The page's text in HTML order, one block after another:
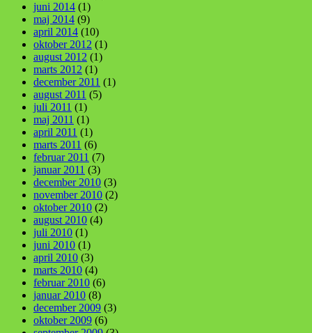
juni 2014 (1)
maj 2014 (9)
april 2014 (10)
oktober 2012 (1)
august 2012 (1)
marts 2012 (1)
december 2011 (1)
august 2011 (5)
juli 2011 (1)
maj 2011 (1)
april 2011 (1)
marts 2011 (6)
februar 2011 (7)
januar 2011 (3)
december 2010 (3)
november 2010 (2)
oktober 2010 (2)
august 2010 (4)
juli 2010 (1)
juni 2010 (1)
april 2010 (3)
marts 2010 (4)
februar 2010 (6)
januar 2010 (8)
december 2009 (3)
oktober 2009 (6)